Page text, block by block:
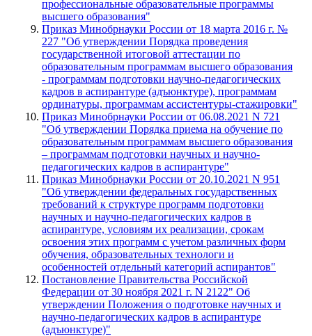
профессиональные образовательные программы
высшего образования"
Приказ Минобрнауки России от 18 марта 2016 г. №
227 "Об утверждении Порядка проведения
государственной итоговой аттестации по
образовательным программам высшего образования
- программам подготовки научно-педагогических
кадров в аспирантуре (адъюнктуре), программам
ординатуры, программам ассистентуры-стажировки"
Приказ Минобрнауки России от 06.08.2021 N 721
"Об утверждении Порядка приема на обучение по
образовательным программам высшего образования
– программам подготовки научных и научно-
педагогических кадров в аспирантуре"
Приказ Минобрнауки России от 20.10.2021 N 951
"Об утверждении федеральных государственных
требований к структуре программ подготовки
научных и научно-педагогических кадров в
аспирантуре, условиям их реализации, срокам
освоения этих программ с учетом различных форм
обучения, образовательных технологи и
особенностей отдельный категорий аспирантов"
Постановление Правительства Российской
Федерации от 30 ноября 2021 г. N 2122" Об
утверждении Положения о подготовке научных и
научно-педагогических кадров в аспирантуре
(адъюнктуре)"